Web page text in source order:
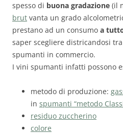
spesso di buona gradazione (il
brut vanta un grado
prestano ad un consumo a
saper scegliere districandosi
spumanti in commercio.
I vini spumanti infatti possono
metodo di produzione:
in spumanti “metodo
residuo zuccherino
colore